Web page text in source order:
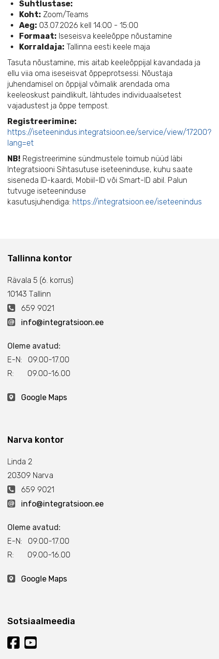
Suhtlustase:
Koht: Zoom/Teams
Aeg: 03.07.2026 kell 14:00 - 15:00
Formaat: Iseseisva keeleõppe nõustamine
Korraldaja: Tallinna eesti keele maja
Tasuta nõustamine, mis aitab keeleõppijal kavandada ja
ellu viia oma iseseisvat õppeprotsessi. Nõustaja
juhendamisel on õppijal võimalik arendada oma
keeleoskust paindlikult, lähtudes individuaalsetest
vajadustest ja õppe tempost.
Registreerimine:
https://iseteenindus.integratsioon.ee/service/view/17200?
lang=et
NB! Registreerimine sündmustele toimub nüüd läbi
Integratsiooni Sihtasutuse iseteeninduse, kuhu saate
siseneda ID-kaardi, Mobiil-ID või Smart-ID abil. Palun
tutvuge iseteeninduse
kasutusjuhendiga: https://integratsioon.ee/iseteenindus
Tallinna kontor
Rävala 5 (6. korrus)
10143 Тallinn
659 9021
info@integratsioon.ee
Oleme avatud:
E-N: 09.00-17.00
R: 09.00-16.00
Google Maps
Narva kontor
Linda 2
20309 Narva
659 9021
info@integratsioon.ee
Oleme avatud:
E-N: 09.00-17.00
R: 09.00-16.00
Google Maps
Sotsiaalmeedia